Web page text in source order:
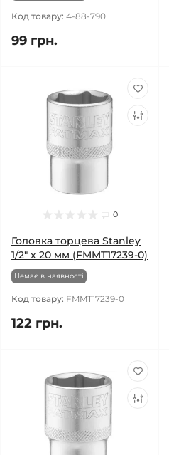
Код товару: 4-88-790
99 грн.
0
Головка торцева Stanley
1/2" х 20 мм (FMMT17239-0)
Немає в наявності
Код товару: FMMT17239-0
122 грн.